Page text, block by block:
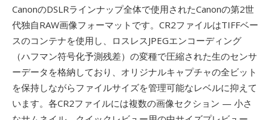
CanonのDSLRラインナップ全体で使用されたCanonの第2世
代独自RAW画像フォーマットです。CR2ファイルはTIFFベー
スのコンテナを使用し、ロスレスJPEGエンコーディング
（ハフマン符号化予測残差）の変種で圧縮された生のセンサ
ーデータを格納しており、オリジナルキャプチャの全ビット
を保持しながらファイルサイズを管理可能なレベルに抑えて
います。各CR2ファイルには複数の画像セクション — 小さ